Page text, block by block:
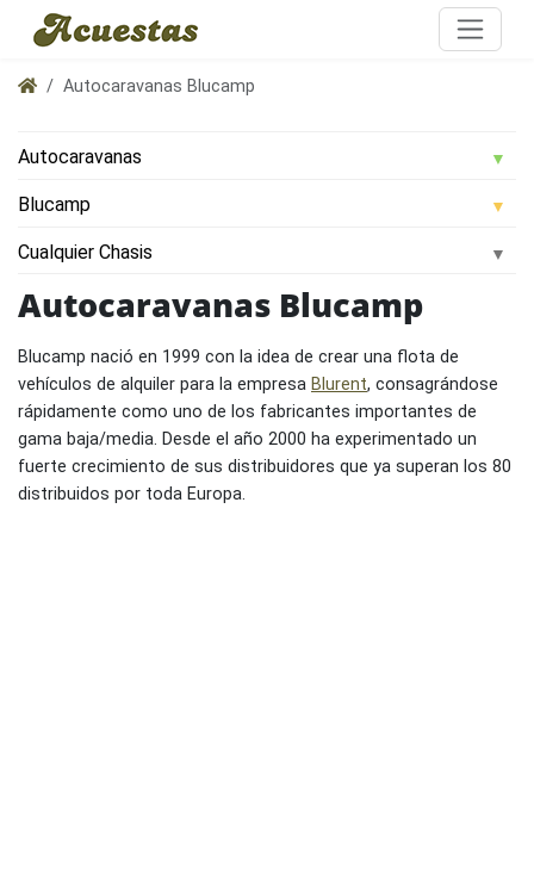
Autocaravanas Blucamp
Autocaravanas Blucamp
Blucamp nació en 1999 con la idea de crear una flota de
vehículos de alquiler para la empresa Blurent, consagrándose
rápidamente como uno de los fabricantes importantes de
gama baja/media. Desde el año 2000 ha experimentado un
fuerte crecimiento de sus distribuidores que ya superan los 80
distribuidos por toda Europa.